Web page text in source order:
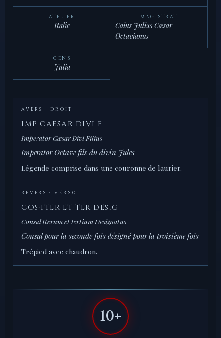
ATELIER
Italie
MAGISTRAT
Caius Julius Cæsar
Octavianus
GENS
Julia
AVERS · DROIT
IMP CAESAR DIVI F
Imperator Cæsar Divi Filius
Imperator Octave fils du divin Jules
Légende comprise dans une couronne de laurier.
REVERS · VERSO
COS·ITER·ET·TER·DESIG
Consul Iterum et tertium Designatus
Consul pour la seconde fois désigné pour la troisième fois
Trépied avec chaudron.
10+